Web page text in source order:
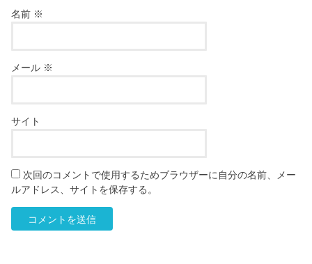
名前 ※
メール ※
サイト
次回のコメントで使用するためブラウザーに自分の名前、メー
ルアドレス、サイトを保存する。